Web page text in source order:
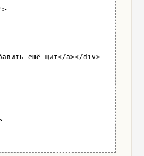
ешё щит</a></div>